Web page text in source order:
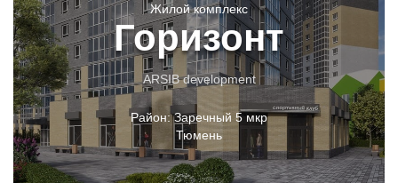
Жилой комплекс
Горизонт
ARSIB development
Район:Заречный 5 мкр
Тюмень